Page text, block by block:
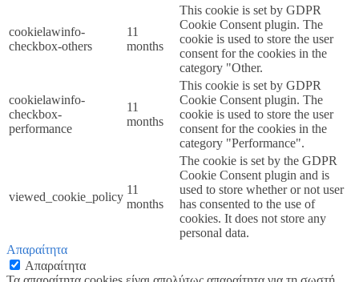
cookielawinfo-
checkbox-others
11
months
This cookie is set by GDPR
Cookie Consent plugin. The
cookie is used to store the user
consent for the cookies in the
category "Other.
cookielawinfo-
checkbox-
performance
11
months
This cookie is set by GDPR
Cookie Consent plugin. The
cookie is used to store the user
consent for the cookies in the
category "Performance".
viewed_cookie_policy
11
months
The cookie is set by the GDPR
Cookie Consent plugin and is
used to store whether or not user
has consented to the use of
cookies. It does not store any
personal data.
Απαραίτητα
Απαραίτητα